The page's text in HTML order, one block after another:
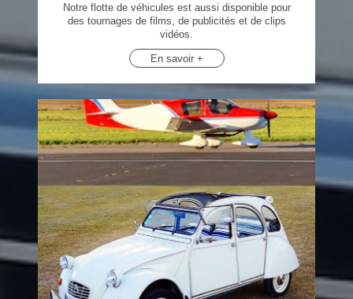
Notre flotte de véhicules est aussi disponible pour
des tournages de films, de publicités et de clips
vidéos.
En savoir +